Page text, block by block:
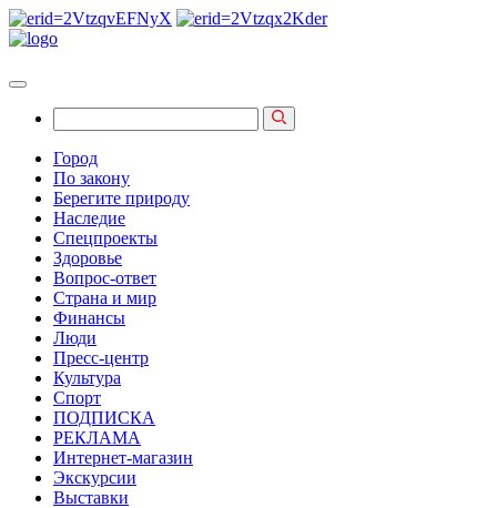
Город
По закону
Берегите природу
Наследие
Спецпроекты
Здоровье
Вопрос-ответ
Страна и мир
Финансы
Люди
Пресс-центр
Культура
Спорт
ПОДПИСКА
РЕКЛАМА
Интернет-магазин
Экскурсии
Выставки